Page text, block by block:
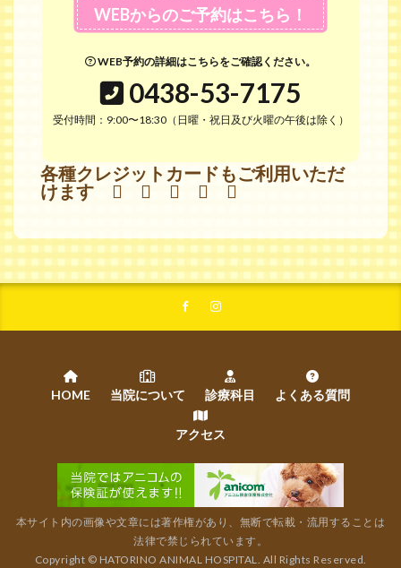
WEBからのご予約はこちら！
WEB予約の詳細はこちらをご確認ください。
0438-53-7175
受付時間：9:00〜18:30（日曜・祝日及び火曜の午後は除く）
各種クレジットカードもご利用いただ
けます
HOME 当院について 診療科目 よくある質問
アクセス
本サイト内の画像や文章には著作権があり、無断で転載・流用することは
法律で禁じられています。
Copyright ©️ HATORINO ANIMAL HOSPITAL. All Rights Reserved.